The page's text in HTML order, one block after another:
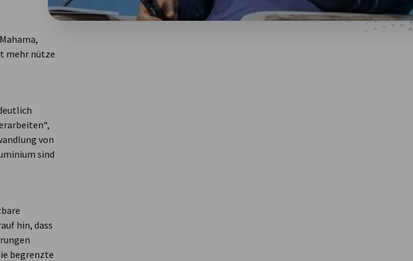
mehr nütze
von
sind
hin, dass
begrenzte